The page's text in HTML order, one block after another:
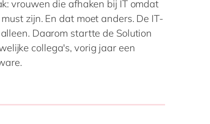
Philippines
en
Singapore
en
Switzerland
UK & Ireland
vrouwen die afhaken bij IT omdat
zijn. En dat moet anders. De IT-
Daarom startte de Solution
collega's, vorig jaar een